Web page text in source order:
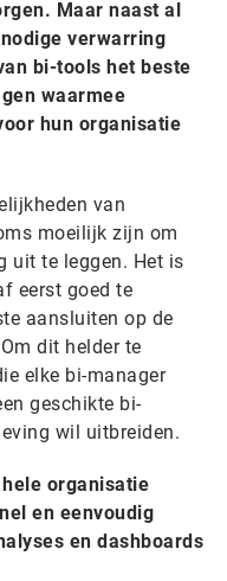
Maar naast al
verwarring
bi-tools het beste
waarmee
hun organisatie
van
moeilijk zijn om
uit te leggen. Het is
eerst goed te
aansluiten op de
dit helder te
elke bi-manager
geschikte bi-
wil uitbreiden.
organisatie
en eenvoudig
en dashboards